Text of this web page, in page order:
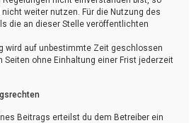
weiter nutzen. Für die Nutzung des
die an dieser Stelle veröffentlichten
wird auf unbestimmte Zeit geschlossen
Seiten ohne Einhaltung einer Frist jederzeit
Beitrags erteilst du dem Betreiber ein